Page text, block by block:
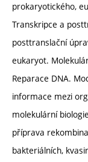
prokaryotického,
Transkripce a
posttranslační
eukaryot.
Reparace DNA.
informace mezi
molekulární
příprava
bakteriálních,